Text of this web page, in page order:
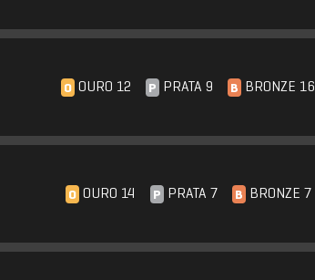
O OURO 12 P PRATA 9 B BRONZE 16
O OURO 14 P PRATA 7 B BRONZE 7